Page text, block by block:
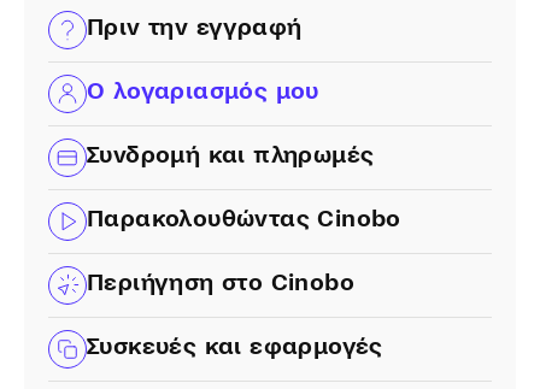
Πριν την εγγραφή
Ο λογαριασμός μου
Συνδρομή και πληρωμές
Παρακολουθώντας Cinobo
Περιήγηση στο Cinobo
Συσκευές και εφαρμογές